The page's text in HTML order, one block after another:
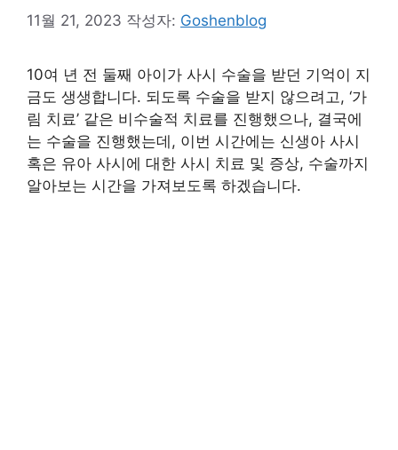
11월 21, 2023 작성자: Goshenblog
10여 년 전 둘째 아이가 사시 수술을 받던 기억이 지
금도 생생합니다. 되도록 수술을 받지 않으려고, ‘가
림 치료’ 같은 비수술적 치료를 진행했으나, 결국에
는 수술을 진행했는데, 이번 시간에는 신생아 사시
혹은 유아 사시에 대한 사시 치료 및 증상, 수술까지
알아보는 시간을 가져보도록 하겠습니다.